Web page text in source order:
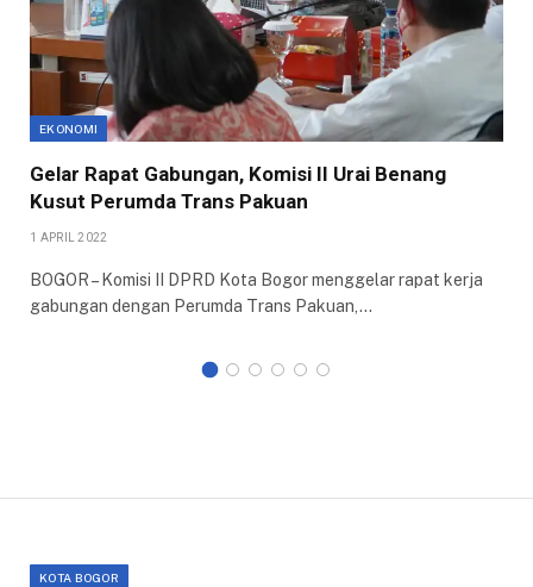
EKONOMI
Gelar Rapat Gabungan, Komisi II Urai Benang
Kusut Perumda Trans Pakuan
1 APRIL 2022
BOGOR – Komisi II DPRD Kota Bogor menggelar rapat kerja
gabungan dengan Perumda Trans Pakuan,…
KOTA BOGOR